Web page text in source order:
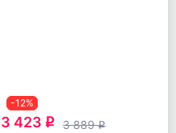
-12%
3 423 q 3 889q